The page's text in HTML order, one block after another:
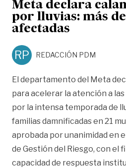
Meta declara
por lluvias: más
afectadas
RP REDACCIÓN PDM
El departamento del Meta
para acelerar la atención a
por la intensa temporada de
familias damnificadas en 21
aprobada por unanimidad en
de Gestión del Riesgo, con el
capacidad de respuesta